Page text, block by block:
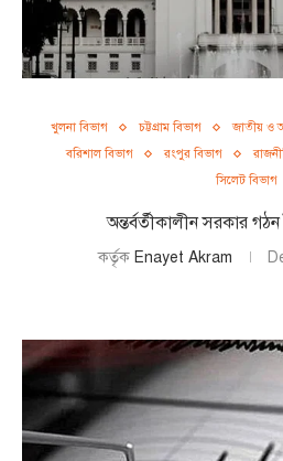
খুলনা বিভাগ চট্টগ্রাম বিভাগ জাতীয় ও
বরিশাল বিভাগ
রংপুর বিভাগ
সিলেট বিভাগ
অন্তর্বর্তীকালীন সরকার
কর্তৃক Enayet Akram